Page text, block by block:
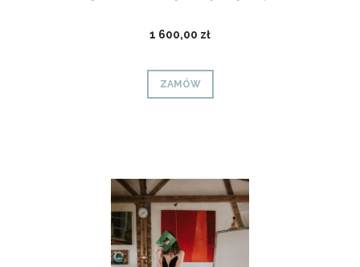
1 600,00 zł
ZAMÓW